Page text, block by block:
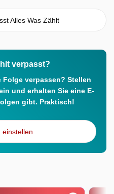
Alles Was Zählt
verpasst?
Folge verpassen? Stellen
und erhalten Sie eine E-
gibt. Praktisch!
einstellen